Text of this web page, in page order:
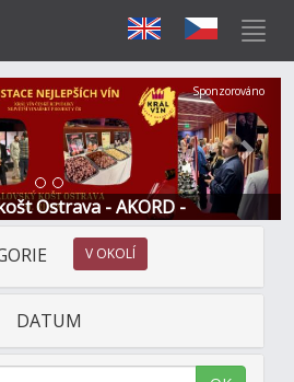
Ostrava - AKORD -
Další
Sponzorováno
V OKOLÍ
DATUM